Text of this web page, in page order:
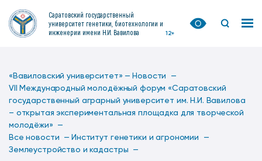
Саратовский государственный
университет генетики, биотехнологии и
инженерии имени Н.И. Вавилова
12+
«Вавиловский университет» — Новости —
VII Международный молодёжный форум «Саратовский
государственный аграрный университет им. Н.И. Вавилова
– открытая экспериментальная площадка для творческой
молодёжи» —
Все новости — Институт генетики и агрономии —
Землеустройство и кадастры —